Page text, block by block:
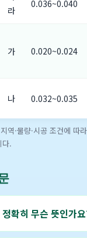
라
0.036~0.040
가 0.020~0.024
나 0.032~0.035
역·물량·시공 조건에 따
다.
확히 무슨 뜻인가